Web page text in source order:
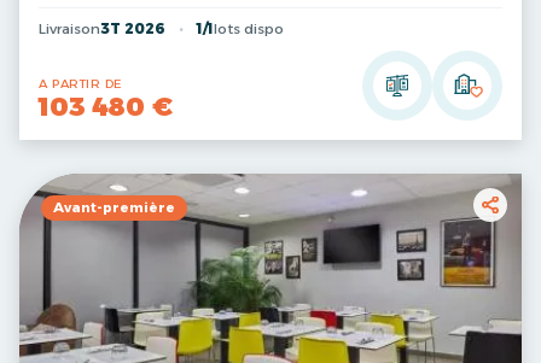
Livraison3T 2026 1/1 lots dispo
A PARTIR DE
103 480 €
Avant-première